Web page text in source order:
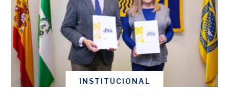
INSTITUCIONAL